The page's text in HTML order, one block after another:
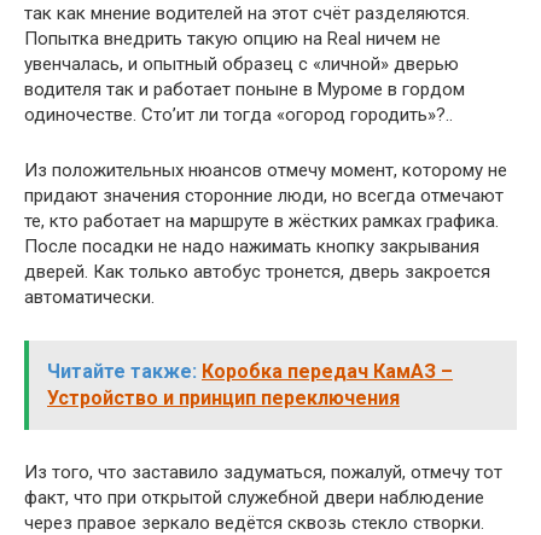
так как мнение водителей на этот счёт разделяются.
Попытка внедрить такую опцию на Real ничем не
увенчалась, и опытный образец с «личной» дверью
водителя так и работает поныне в Муроме в гордом
одиночестве. Сто’ит ли тогда «огород городить»?..
Из положительных нюансов отмечу момент, которому не
придают значения сторонние люди, но всегда отмечают
те, кто работает на маршруте в жёстких рамках графика.
После посадки не надо нажимать кнопку закрывания
дверей. Как только автобус тронется, дверь закроется
автоматически.
Читайте также: Коробка передач КамАЗ –
Устройство и принцип переключения
Из того, что заставило задуматься, пожалуй, отмечу тот
факт, что при открытой служебной двери наблюдение
через правое зеркало ведётся сквозь стекло створки.